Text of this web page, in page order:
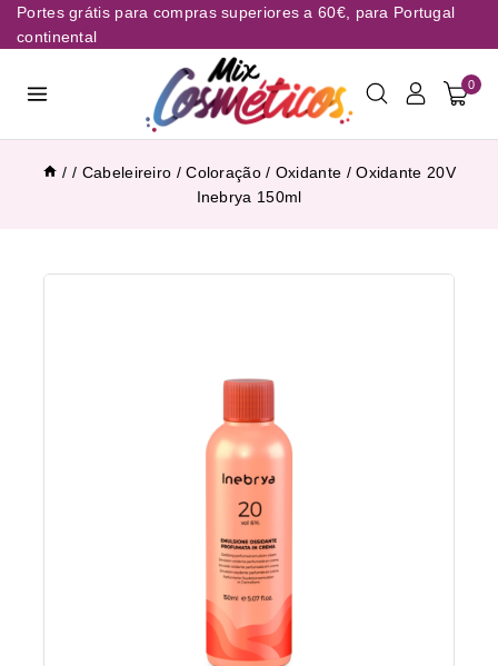
Portes grátis para compras superiores a 60€, para Portugal
continental
0
/ / Cabeleireiro / Coloração / Oxidante / Oxidante 20V
Inebrya 150ml